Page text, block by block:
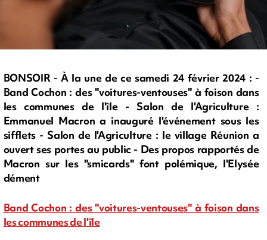
BONSOIR - À la une de ce samedi 24 février 2024 : -
Band Cochon : des "voitures-ventouses" à foison dans
les communes de l'île - Salon de l'Agriculture :
Emmanuel Macron a inauguré l'événement sous les
sifflets - Salon de l'Agriculture : le village Réunion a
ouvert ses portes au public - Des propos rapportés de
Macron sur les "smicards" font polémique, l'Elysée
dément
Band Cochon : des "voitures-ventouses" à foison dans
les communes de l'île